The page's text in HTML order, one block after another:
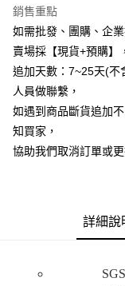
匯豐（台灣）商業銀行
聯邦商業銀行
元大商業銀行
台新國際商業銀行
台灣樂天信用卡公司
臺灣中小企業銀行
匯豐（台灣）商業銀
聯邦商業銀行
元大商業銀行
玉山商業銀行
台灣樂天信用卡公司
上海商業儲蓄銀行
國泰世華商業銀行
臺灣中小企業銀行
匯豐（台灣）商業銀行
聯邦商業銀行
元大商業銀行
玉山商業銀行
台新國際商業銀行
LINE Pay
Apple Pay
街口支付
悠遊付
全盈+PAY
AFTEE先享後付
１．簡單：不需註冊會
３．安心：先確認商品
運送方式
銷售重點
如需批發、團購、企
賣場採【現貨+預購】
追加天數：7~25天(不
人員做聯繫，
如遇到商品斷貨追加
知買家，
協助我們取消訂單或
詳細說